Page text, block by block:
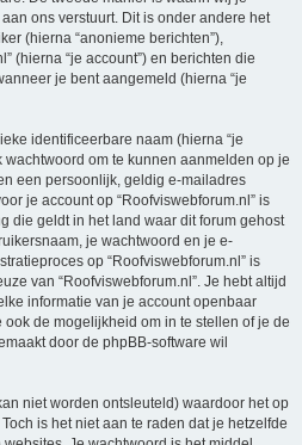
ons verstuurt. Dit is onder andere het
(hierna “anonieme berichten”),
(hierna “je account”) en berichten die
je bent aangemeld (hierna “je
identificeerbare naam (hierna “je
om te kunnen aanmelden op je
een persoonlijk, geldig e-mailadres
je account op “Roofviswebforum.nl” is
die geldt in het land waar dit forum gehost
je wachtwoord en je e-
op “Roofviswebforum.nl” is
van “Roofviswebforum.nl”. Je hebt altijd
informatie van je account openbaar
de mogelijkheid om in te stellen of je de
door de phpBB-software wil
niet worden ontsleuteld) waardoor het op
is het niet aan te raden dat je hetzelfde